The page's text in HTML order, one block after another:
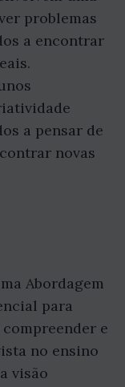
problemas
a encontrar
a pensar de
novas
Abordagem
para
e
no ensino
visão